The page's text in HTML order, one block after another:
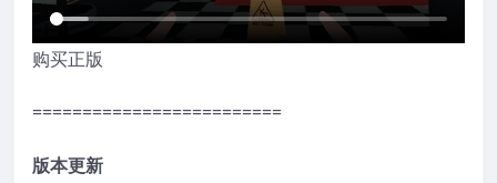
购买正版
=========================
版本更新